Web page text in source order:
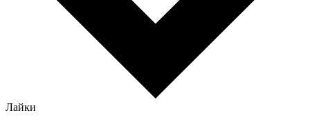
Лайки